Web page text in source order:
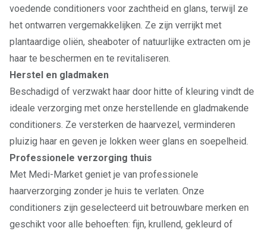
voedende conditioners voor zachtheid en glans, terwijl ze
het ontwarren vergemakkelijken. Ze zijn verrijkt met
plantaardige oliën, sheaboter of natuurlijke extracten om je
haar te beschermen en te revitaliseren.
Herstel en gladmaken
Beschadigd of verzwakt haar door hitte of kleuring vindt de
ideale verzorging met onze herstellende en gladmakende
conditioners. Ze versterken de haarvezel, verminderen
pluizig haar en geven je lokken weer glans en soepelheid.
Professionele verzorging thuis
Met Medi-Market geniet je van professionele
haarverzorging zonder je huis te verlaten. Onze
conditioners zijn geselecteerd uit betrouwbare merken en
geschikt voor alle behoeften: fijn, krullend, gekleurd of